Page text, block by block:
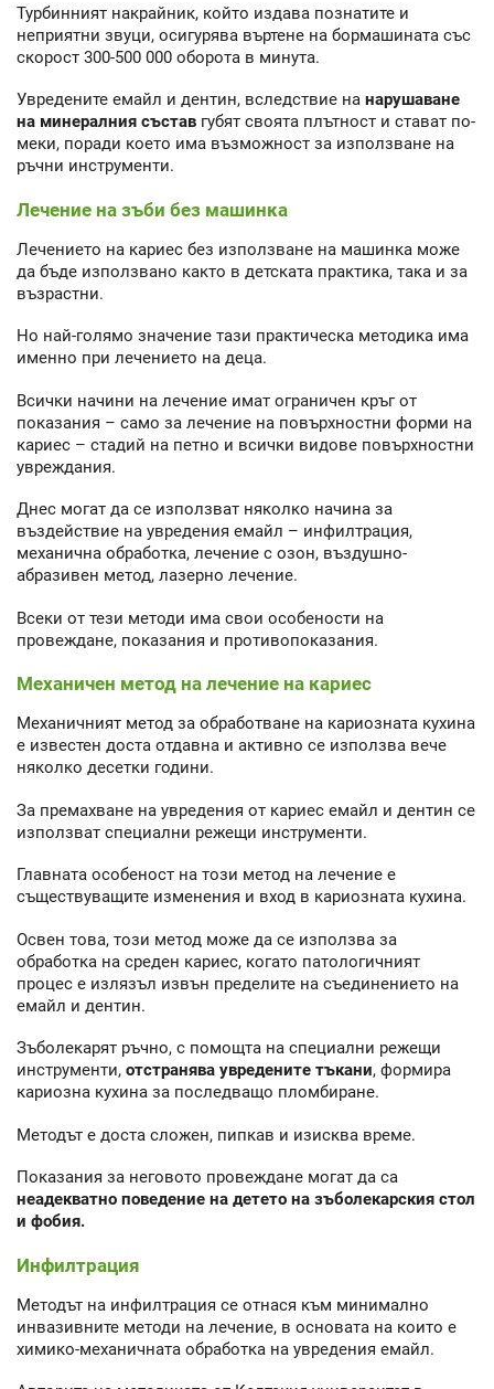
Турбинният накрайник, който издава познатите и
неприятни звуци, осигурява въртене на бормашината със
скорост 300-500 000 оборота в минута.
Увредените емайл и дентин, вследствие на нарушаване
на минералния състав губят своята плътност и стават по-
меки, поради което има възможност за използване на
ръчни инструменти.
Лечение на зъби без машинка
Лечението на кариес без използване на машинка може
да бъде използвано както в детската практика, така и за
възрастни.
Но най-голямо значение тази практическа методика има
именно при лечението на деца.
Всички начини на лечение имат ограничен кръг от
показания – само за лечение на повърхностни форми на
кариес – стадий на петно и всички видове повърхностни
увреждания.
Днес могат да се използват няколко начина за
въздействие на увредения емайл – инфилтрация,
механична обработка, лечение с озон, въздушно-
абразивен метод, лазерно лечение.
Всеки от тези методи има свои особености на
провеждане, показания и противопоказания.
Механичен метод на лечение на кариес
Механичният метод за обработване на кариозната кухина
е известен доста отдавна и активно се използва вече
няколко десетки години.
За премахване на увредения от кариес емайл и дентин се
използват специални режещи инструменти.
Главната особеност на този метод на лечение е
съществуващите изменения и вход в кариозната кухина.
Освен това, този метод може да се използва за
обработка на среден кариес, когато патологичният
процес е излязъл извън пределите на съединението на
емайл и дентин.
Зъболекарят ръчно, с помощта на специални режещи
инструменти, отстранява увредените тъкани, формира
кариозна кухина за последващо пломбиране.
Методът е доста сложен, пипкав и изисква време.
Показания за неговото провеждане могат да са
неадекватно поведение на детето на зъболекарския стол
и фобия.
Инфилтрация
Методът на инфилтрация се отнася към минимално
инвазивните методи на лечение, в основата на които е
химико-механичната обработка на увредения емайл.